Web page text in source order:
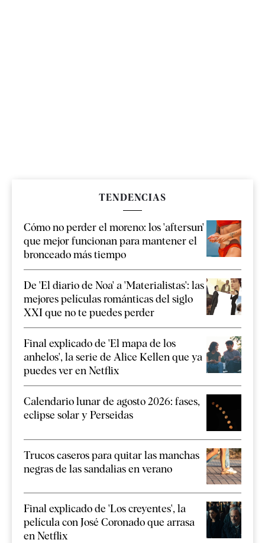
TENDENCIAS
Cómo no perder el moreno: los 'aftersun'
que mejor funcionan para mantener el
bronceado más tiempo
De 'El diario de Noa' a 'Materialistas': las
mejores películas románticas del siglo
XXI que no te puedes perder
Final explicado de 'El mapa de los
anhelos', la serie de Alice Kellen que ya
puedes ver en Netflix
Calendario lunar de agosto 2026: fases,
eclipse solar y Perseidas
Trucos caseros para quitar las manchas
negras de las sandalias en verano
Final explicado de 'Los creyentes', la
película con José Coronado que arrasa
en Netflix